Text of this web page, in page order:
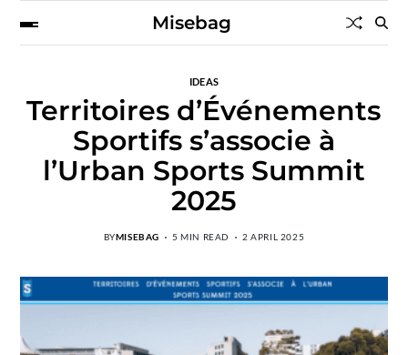
Misebag
IDEAS
Territoires d’Événements
Sportifs s’associe à
l’Urban Sports Summit
2025
BYMISEBAG 5 MIN READ 2 APRIL 2025